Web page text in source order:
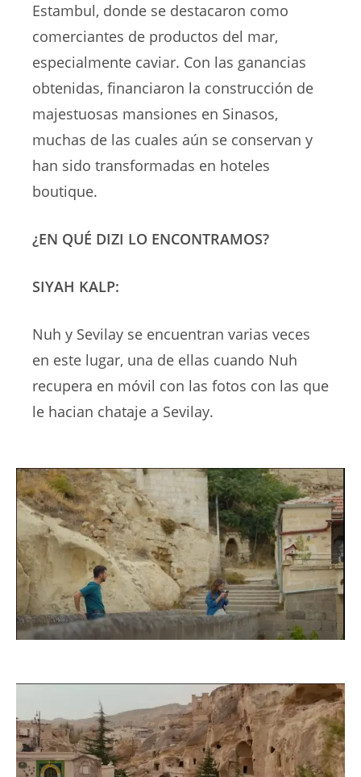
Estambul, donde se destacaron como
comerciantes de productos del mar,
especialmente caviar. Con las ganancias
obtenidas, financiaron la construcción de
majestuosas mansiones en Sinasos,
muchas de las cuales aún se conservan y
han sido transformadas en hoteles
boutique.
¿EN QUÉ DIZI LO ENCONTRAMOS?
SIYAH KALP:
Nuh y Sevilay se encuentran varias veces
en este lugar, una de ellas cuando Nuh
recupera en móvil con las fotos con las que
le hacian chataje a Sevilay.